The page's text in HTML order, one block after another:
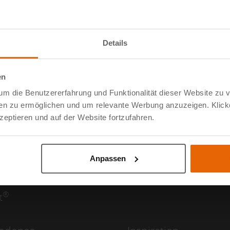
Details
die Benutzererfahrung und Funktionalität dieser Website zu
zu ermöglichen und um relevante Werbung anzuzeigen.
und auf der Website fortzufahren.
Anpassen
Kategorien
®
Optionen
Vorder- und
Dacheindeckung